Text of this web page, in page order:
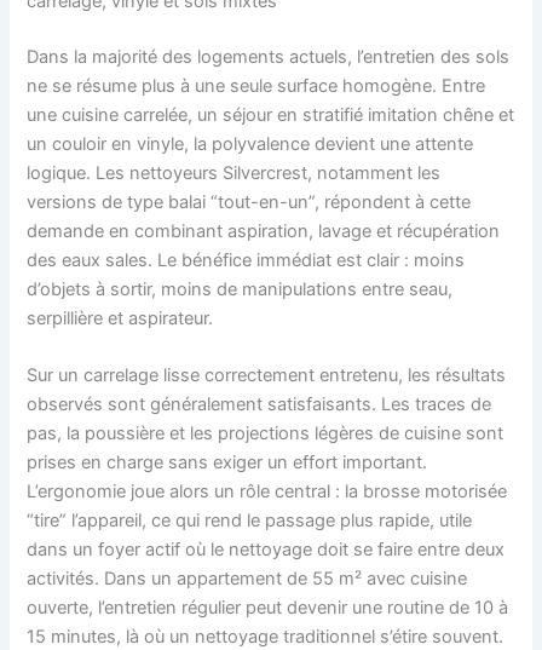
Dans la majorité des logements actuels, l’entretien des sols
ne se résume plus à une seule surface homogène. Entre
une cuisine carrelée, un séjour en stratifié imitation chêne et
un couloir en vinyle, la polyvalence devient une attente
logique. Les nettoyeurs Silvercrest, notamment les
versions de type balai “tout-en-un”, répondent à cette
demande en combinant aspiration, lavage et récupération
des eaux sales. Le bénéfice immédiat est clair : moins
d’objets à sortir, moins de manipulations entre seau,
serpillière et aspirateur.
Sur un carrelage lisse correctement entretenu, les résultats
observés sont généralement satisfaisants. Les traces de
pas, la poussière et les projections légères de cuisine sont
prises en charge sans exiger un effort important.
L’ergonomie joue alors un rôle central : la brosse motorisée
“tire” l’appareil, ce qui rend le passage plus rapide, utile
dans un foyer actif où le nettoyage doit se faire entre deux
activités. Dans un appartement de 55 m² avec cuisine
ouverte, l’entretien régulier peut devenir une routine de 10 à
15 minutes, là où un nettoyage traditionnel s’étire souvent.